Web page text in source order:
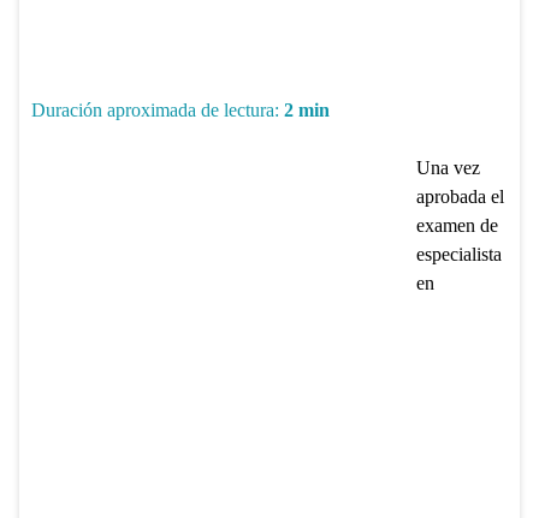
Duración aproximada de lectura: 2 min
Una vez
aprobada el
examen de
especialista
en